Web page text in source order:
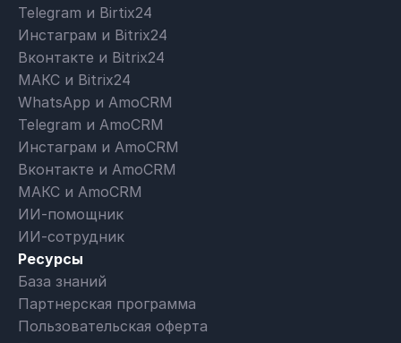
Telegram и Birtix24
Инстаграм и Bitrix24
Вконтакте и Bitrix24
МАКС и Bitrix24
WhatsApp и AmoCRM
Telegram и AmoCRM
Инстаграм и AmoCRM
Вконтакте и AmoCRM
МАКС и AmoCRM
ИИ-помощник
ИИ-сотрудник
Ресурсы
База знаний
Партнерская программа
Пользовательская оферта